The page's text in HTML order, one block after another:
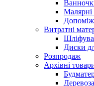
Малярні
Витратні
Диски
Розпродаж
Архівні